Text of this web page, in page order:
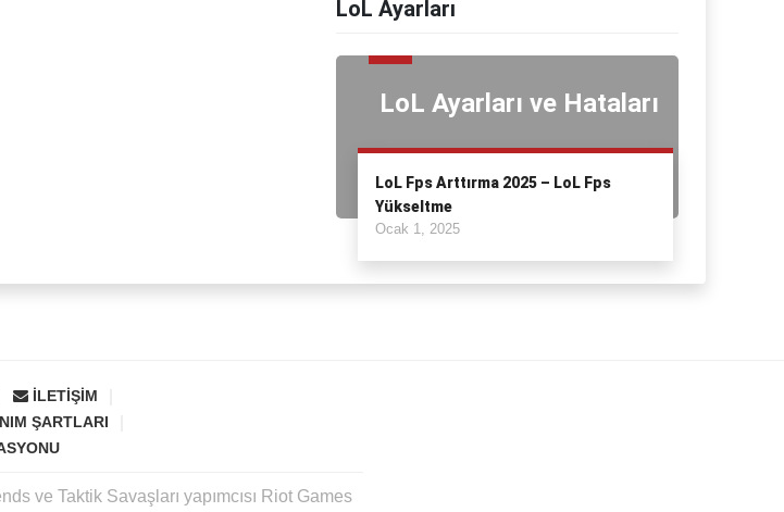
LoL Ayarları
LoL Ayarları ve Hataları
LoL Fps Arttırma 2025 – LoL Fps
Yükseltme
Ocak 1, 2025
İLETIŞIM
ŞARTLARI
ve Taktik Savaşları yapımcısı Riot Games